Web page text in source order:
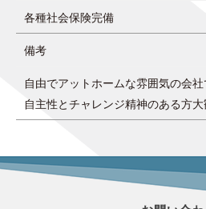
各種社会保険完備
備考
自由でアットホームな雰囲気の会社
自主性とチャレンジ精神のある方大